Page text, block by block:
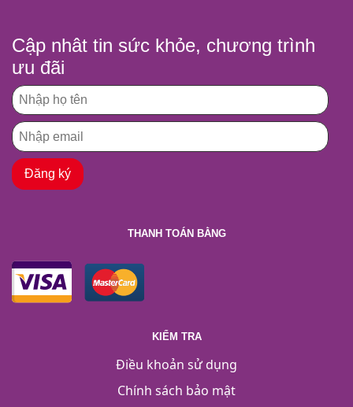
Cập nhât tin sức khỏe, chương trình
ưu đãi
THANH TOÁN BẰNG
KIỂM TRA
Điều khoản sử dụng
Chính sách bảo mật